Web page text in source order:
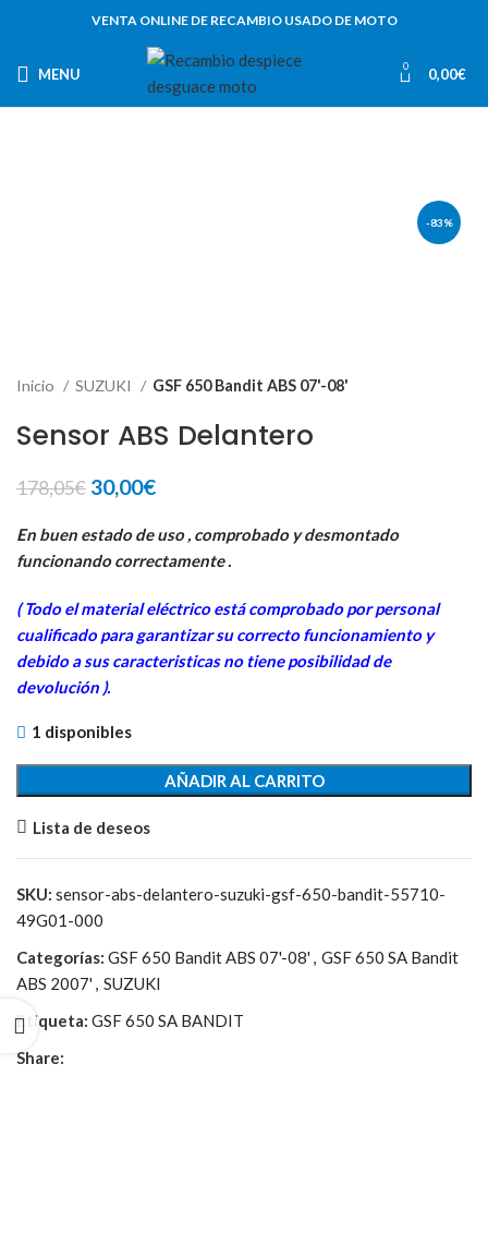
VENTA ONLINE DE RECAMBIO USADO DE MOTO
MENU 0 0,00€
-83%
Inicio SUZUKI GSF 650 Bandit ABS 07'-08'
Sensor ABS Delantero
178,05€ El
original
era:
30,00€El
actual
es:
En buen estado de uso , comprobado y desmontado
funcionando correctamente .
( Todo el material eléctrico está comprobado por personal
cualificado para garantizar su correcto funcionamiento y
debido a sus caracteristicas no tiene posibilidad de
devolución ).
1 disponibles
AÑADIR AL CARRITO
Lista de deseos
SKU: sensor-abs-delantero-suzuki-gsf-650-bandit-55710-
49G01-000
Categorías: GSF 650 Bandit ABS 07'-08' , GSF 650 SA Bandit
ABS 2007' , SUZUKI
Etiqueta: GSF 650 SA BANDIT
Share: